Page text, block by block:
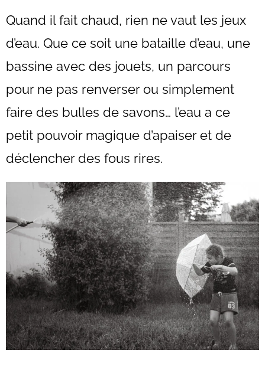
Quand il fait chaud, rien ne vaut les jeux
d’eau. Que ce soit une bataille d’eau, une
bassine avec des jouets, un parcours
pour ne pas renverser ou simplement
faire des bulles de savons… l’eau a ce
petit pouvoir magique d’apaiser et de
déclencher des fous rires.